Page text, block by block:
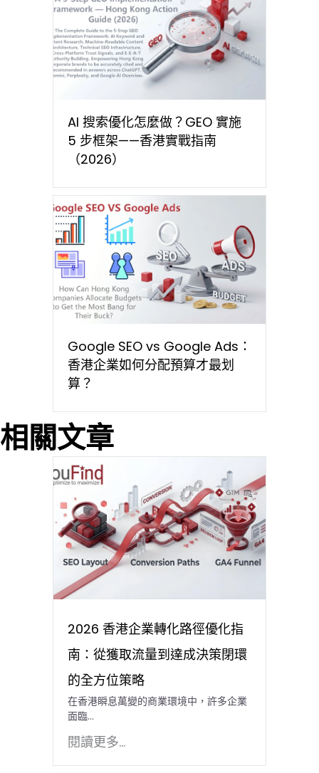
AI 搜索優化怎麼做？GEO 實施
5 步框架——香港實戰指南
（2026）
Google SEO vs Google Ads：
香港企業如何分配預算才最划
算？
相關文章
2026 香港企業轉化路徑優化指
南：從獲取流量到達成決策閉環
的全方位策略
在香港瞬息萬變的商業環境中，許多企業
面臨…
閱讀更多...